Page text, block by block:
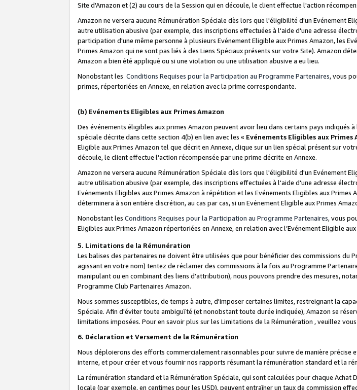
Site d'Amazon et (2) au cours de la Session qui en découle, le client effectue l'action
Amazon ne versera aucune Rémunération Spéciale dès lors que l'éligibilité d'un Evénement
autre utilisation abusive (par exemple, des inscriptions effectuées à l'aide d'une adresse
participation d'une même personne à plusieurs Evénement Eligible aux Primes Amazon, les
Primes Amazon qui ne sont pas liés à des Liens Spéciaux présents sur votre Site). Amazon
Amazon a bien été appliqué ou si une violation ou une utilisation abusive a eu lieu.
Nonobstant les Conditions Requises pour la Participation au Programme Partenaires, vous
primes, répertoriées en Annexe, en relation avec la prime correspondante.
(b) Evénements Eligibles aux Primes Amazon
Des événements éligibles aux primes Amazon peuvent avoir lieu dans certains pays indiqués à
spéciale décrite dans cette section 4(b) en lien avec les « Evénements Eligibles aux Primes
Eligible aux Primes Amazon tel que décrit en Annexe, clique sur un lien spécial présent sur
découle, le client effectue l'action récompensée par une prime décrite en Annexe.
Amazon ne versera aucune Rémunération Spéciale dès lors que l'éligibilité d'un Evénement
autre utilisation abusive (par exemple, des inscriptions effectuées à l'aide d'une adresse
Evénements Eligibles aux Primes Amazon à répétition et les Evénements Eligibles aux
déterminera à son entière discrétion, au cas par cas, si un Evénement Eligible aux Primes
Nonobstant les Conditions Requises pour la Participation au Programme Partenaires, vous
Eligibles aux Primes Amazon répertoriées en Annexe, en relation avec l’Evénement Eligible
5. Limitations de la Rémunération
Les balises des partenaires ne doivent être utilisées que pour bénéficier des commissions du
agissant en votre nom) tentez de réclamer des commissions à la fois au Programme
manipulant ou en combinant des liens d'attribution), nous pouvons prendre des mesures,
Programme Club Partenaires Amazon.
Nous sommes susceptibles, de temps à autre, d'imposer certaines limites, restreignant la
Spéciale. Afin d'éviter toute ambiguïté (et nonobstant toute durée indiquée), Amazon se
limitations imposées. Pour en savoir plus sur les Limitations de la Rémunération , veuillez
6. Déclaration et Versement de la Rémunération
Nous déploierons des efforts commercialement raisonnables pour suivre de manière précise
interne, et pour créer et vous fournir nos rapports résumant la rémunération standard et la
La rémunération standard et la Rémunération Spéciale, qui sont calculées pour chaque
locale (par exemple, en centimes pour les USD), peuvent entraîner un taux de commission